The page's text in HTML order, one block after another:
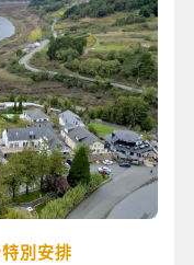
別安排